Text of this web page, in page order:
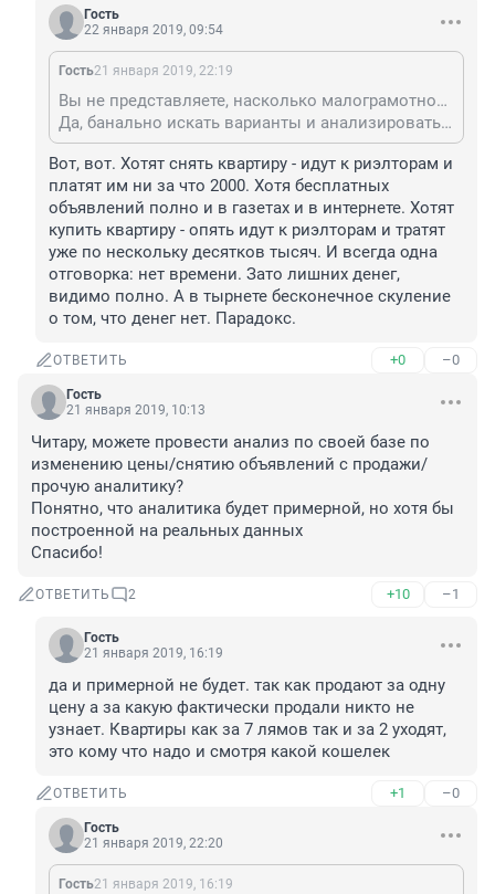
Гость
22 января 2019, 09:54
Гость21 января 2019, 22:19
Вы не представляете, насколько малограмотное население. Многие ещё боятся сами совершить сделку, думают раз риэлтор, значит гарантия 100%. Наивные.
Да, банально искать варианты и анализировать способны очень немногие, я бы сказал, считанные проценты
Вот, вот. Хотят снять квартиру - идут к риэлторам и
платят им ни за что 2000. Хотя бесплатных
объявлений полно и в газетах и в интернете. Хотят
купить квартиру - опять идут к риэлторам и тратят
уже по нескольку десятков тысяч. И всегда одна
отговорка: нет времени. Зато лишних денег,
видимо полно. А в тырнете бесконечное скуление
о том, что денег нет. Парадокс.
ОТВЕТИТЬ +0 –0
Гость
21 января 2019, 10:13
Читару, можете провести анализ по своей базе по
изменению цены/снятию объявлений с продажи/
прочую аналитику?
Понятно, что аналитика будет примерной, но хотя бы
построенной на реальных данных
Спасибо!
ОТВЕТИТЬ 2 +10 –1
Гость
21 января 2019, 16:19
да и примерной не будет. так как продают за одну
цену а за какую фактически продали никто не
узнает. Квартиры как за 7 лямов так и за 2 уходят,
это кому что надо и смотря какой кошелек
ОТВЕТИТЬ +1 –0
Гость
21 января 2019, 22:20
Гость21 января 2019, 16:19